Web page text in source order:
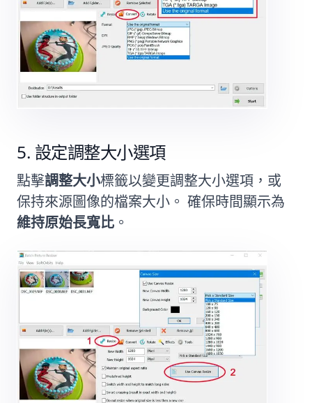
設定調整大小選項
點擊調整大小標籤以變更調整大小選項，或
保持來源圖像的檔案大小。 確保時間顯示為
維持原始長寬比 。